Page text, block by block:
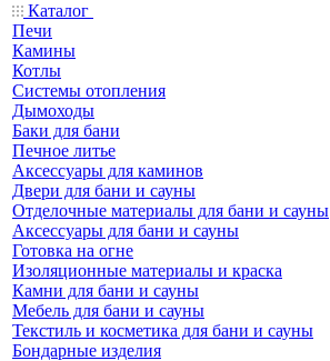
Каталог
Печи
Камины
Котлы
Системы отопления
Дымоходы
Баки для бани
Печное литье
Аксессуары для каминов
Двери для бани и сауны
Отделочные материалы для бани и сауны
Аксессуары для бани и сауны
Готовка на огне
Изоляционные материалы и краска
Камни для бани и сауны
Мебель для бани и сауны
Текстиль и косметика для бани и сауны
Бондарные изделия